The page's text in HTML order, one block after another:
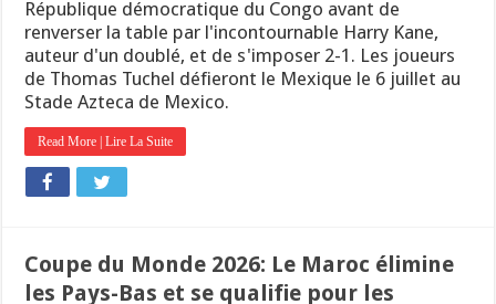
République démocratique du Congo avant de
renverser la table par l'incontournable Harry Kane,
auteur d'un doublé, et de s'imposer 2-1. Les joueurs
de Thomas Tuchel défieront le Mexique le 6 juillet au
Stade Azteca de Mexico.
Read More | Lire La Suite
Coupe du Monde 2026: Le Maroc élimine
les Pays-Bas et se qualifie pour les